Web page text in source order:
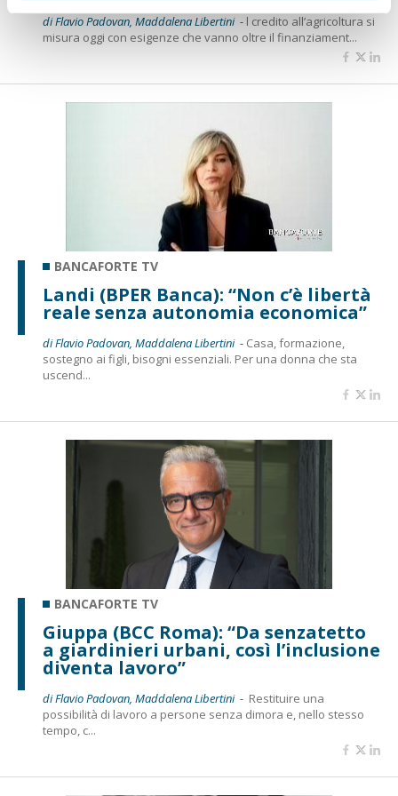
di Flavio Padovan, Maddalena Libertini - l credito all’agricoltura si
misura oggi con esigenze che vanno oltre il finanziament...
BANCAFORTE TV
Landi (BPER Banca): “Non c’è libertà
reale senza autonomia economica”
di Flavio Padovan, Maddalena Libertini - Casa, formazione,
sostegno ai figli, bisogni essenziali. Per una donna che sta
uscend...
BANCAFORTE TV
Giuppa (BCC Roma): “Da senzatetto
a giardinieri urbani, così l’inclusione
diventa lavoro”
di Flavio Padovan, Maddalena Libertini - Restituire una
possibilità di lavoro a persone senza dimora e, nello stesso
tempo, c...